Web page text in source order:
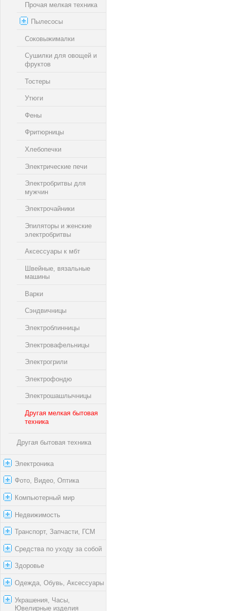
Прочая мелкая техника
Пылесосы
Соковыжималки
Сушилки для овощей и
фруктов
Тостеры
Утюги
Фены
Фритюрницы
Хлебопечки
Электрические печи
Электробритвы для
мужчин
Электрочайники
Эпиляторы и женские
электробритвы
Аксессуары к мбт
Швейные, вязальные
машины
Варки
Сэндвичницы
Электроблинницы
Электровафельницы
Электрогрили
Электрофондю
Электрошашлычницы
Другая мелкая бытовая
техника
Другая бытовая техника
Электроника
Фото, Видео, Оптика
Компьютерный мир
Недвижимость
Транспорт, Запчасти, ГСМ
Средства по уходу за собой
Здоровье
Одежда, Обувь, Аксессуары
Украшения, Часы,
Ювелирные изделия